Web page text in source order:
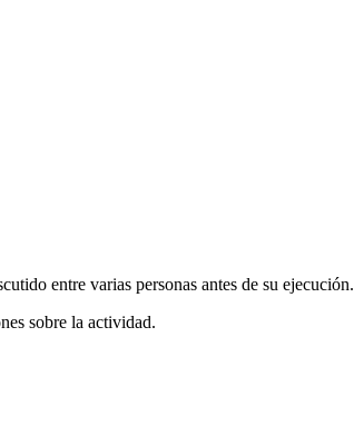
entre varias personas antes de su ejecución.
sobre la actividad.